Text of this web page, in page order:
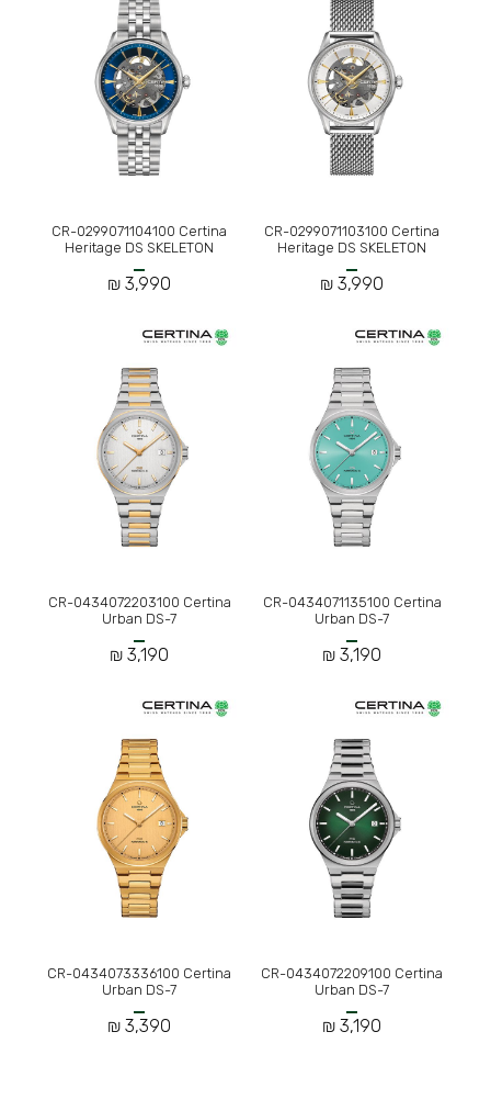
CR-0299071103100 Certina
Heritage DS SKELETON
3,990 ₪
CR-0299071104100 Certina
Heritage DS SKELETON
3,990 ₪
CR-0434071135100 Certina
Urban DS-7
3,190 ₪
CR-0434072203100 Certina
Urban DS-7
3,190 ₪
CR-0434072209100 Certina
Urban DS-7
3,190 ₪
CR-0434073336100 Certina
Urban DS-7
3,390 ₪